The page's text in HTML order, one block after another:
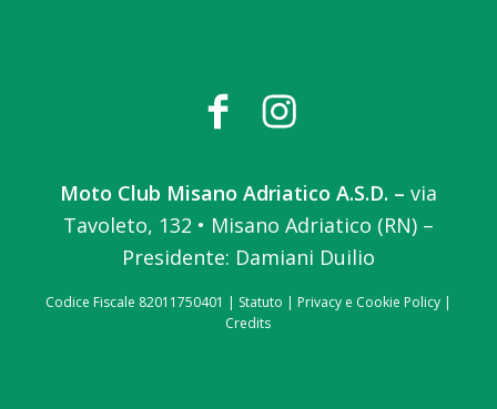
Moto Club Misano Adriatico A.S.D. – via
Tavoleto, 132 • Misano Adriatico (RN) –
Presidente: Damiani Duilio
Codice Fiscale 82011750401 | Statuto | Privacy e Cookie Policy|
Credits